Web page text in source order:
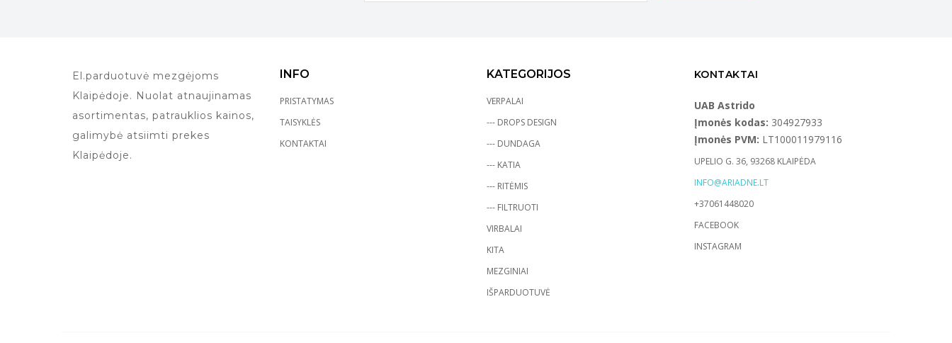
El.parduotuvė mezgėjoms
Klaipėdoje. Nuolat atnaujinamas
asortimentas, patrauklios kainos,
galimybė atsiimti prekes
Klaipėdoje.
INFO
PRISTATYMAS
TAISYKLĖS
KONTAKTAI
KATEGORIJOS
VERPALAI
--- DROPS DESIGN
--- DUNDAGA
--- KATIA
--- RITĖMIS
--- FILTRUOTI
VIRBALAI
KITA
MEZGINIAI
IŠPARDUOTUVĖ
KONTAKTAI
UAB Astrido
Įmonės kodas: 304927933
Įmonės PVM: LT100011979116
UPELIO G. 36, 93268 KLAIPĖDA
INFO@ARIADNE.LT
+37061448020
FACEBOOK
INSTAGRAM